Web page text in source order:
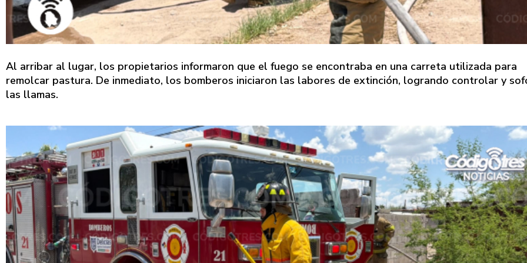
Al arribar al lugar, los propietarios informaron que el fuego se encontraba en una carreta utilizada para
remolcar pastura. De inmediato, los bomberos iniciaron las labores de extinción, logrando controlar y
las llamas.